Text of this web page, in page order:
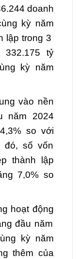
doanh
kỳ năm
lập trong 3
332.175 tỷ
kỳ năm
vào nền
năm 2024
4,3% so với
đó, số vốn
thành lập
7,0% so
hoạt động
đầu năm
kỳ năm
thêm của